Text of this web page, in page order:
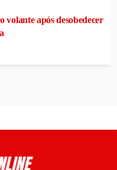
volante após desobedecer